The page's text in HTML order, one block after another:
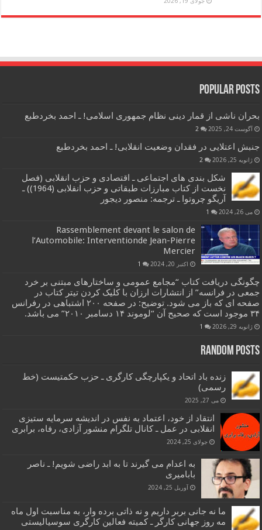
Popular Posts
بحران ناشی از قمار دینی نظام جمهوری اسلامی! ـ احمد بخردطبع
آگوست 24, 2025 2
جنبش اعتلایی در فقدان وضعیت انقلابی! ـ احمد بخردطبع
ژانویه 25, 2026 2
شکل بندی های اجتماعی ـ اقتصادی و حزب انقلابی (فصل
نخست از کتاب مبارزات طبقاتی و حزب انقلابی (1964)) ـ
آریگو چروتوا ـ ترجمه: منصور دیجور
می 26, 2024 1
Rassemblement devant le salon de
l’Automobile: Interventionde Jean-Pierre
Mercier
اکتبر 20, 2024 1
چگونگی دریافت کتاب “مجامع عمومی و ساختارهای مبتنی بر خرد
جمعی در فرانسه” از انتشارات ارزان با کلیک کردن تیتر کتاب در
صفحه ای که باز می شود. توضیح: در صفحه ۲۰۰ اشتباهی در رفرانس
۳۴ موجود است که صحیح آن “لوموند ۱۴ دسامبر ۲۰۱۰” می باشد.
ژانویه 29, 2026 1
Random Posts
زنده باد اتحاد و یکپارچگی کارگری ـ حزب حکمتیست (خط
رسمی)
می 27, 2025
انتقاد از خود، اعتماد به نفس در اندیشه سرمایه ستیزی
انقلابی در عمل ـ کانال تلگرام منشور آزادی، رفاه، برابری
جولای 25, 2024
به اعدام می گیرند تا به ابد راضی شویم! ـ ناصر
بابامیری
آوریل 25, 2024
ما نه جانی بربر داریم و نه ذاتی برده وار، به مناسبت اول ماه
مه روز جهانی کارگر ـ کمیته فعالین کارگری سوسیالیستی